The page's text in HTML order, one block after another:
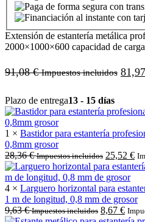
Extensión de estantería metálica
2000×1000×600 capacidad de
91,08€ Impuestos incluidos 81,97
Plazo de entrega13 - 15 días
1 × Bastidor para estantería
0,8mm grosor
28,36€ Impuestos incluidos 25,52 €
4 × Larguero horizontal para
1 m de longitud, 0,8 mm de grosor
9,63€ Impuestos incluidos 8,67 €